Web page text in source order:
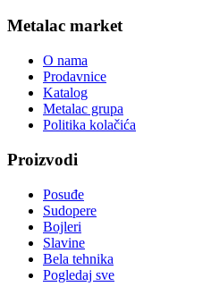
Metalac market
O nama
Prodavnice
Katalog
Metalac grupa
Politika kolačića
Proizvodi
Posuđe
Sudopere
Bojleri
Slavine
Bela tehnika
Pogledaj sve